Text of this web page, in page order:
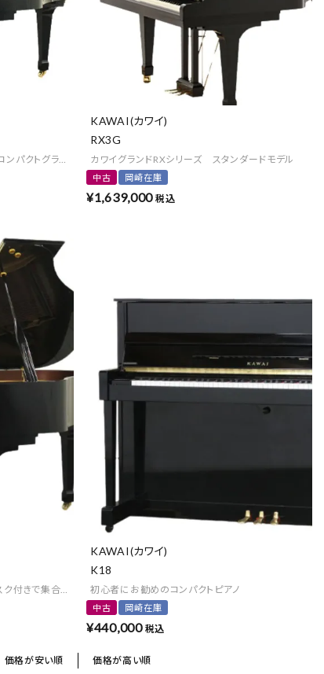
パクトグランド
KAWAI(カワイ)
RX3G
カワイグランドRXシリーズ スタンダードモデル
中古 岡崎在庫
¥1,639,000 税込
付きで集合住宅にもオススメ
KAWAI(カワイ)
K18
初心者にお勧めのコンパクトピアノ
中古 岡崎在庫
¥440,000 税込
価格が安い順 価格が高い順